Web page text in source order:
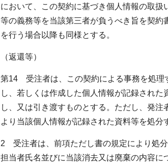
において、この契約に基づき個人情報の取
等の義務等を当該第三者が負うべき旨を契
を行う場合以降も同様とする。
（返還等）
第14 受注者は、この契約による事務を処理
し、若しくは作成した個人情報が記録され
し、又は引き渡すものとする。ただし、発
より当該個人情報が記録された資料等を処分
2 受注者は、前項ただし書の規定により処
担当者氏名並びに当該消去又は廃棄の内容